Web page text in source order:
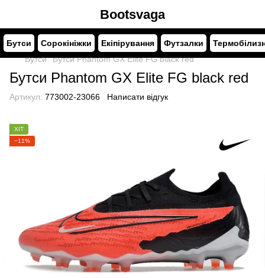
Bootsvaga
Бутси Сорокініжки Екіпірування Футзалки
Бутси
Бутси Phantom GX Elite FG black red
Бутси Phantom GX Elite FG black red
Артикул: 773002-23066 Написати відгук
ХІТ
−11%